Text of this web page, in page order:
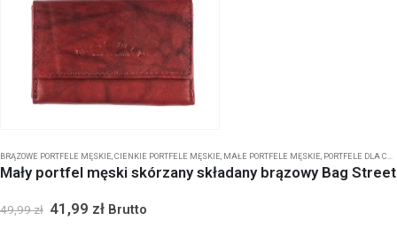
BRĄZOWE PORTFELE MĘSKIE CIENKIE PORTFELE MĘSKIE MAŁE PORTFELE MĘSKIE PORTFELE DLA CHŁOPCA
Mały portfel męski skórzany składany brązowy Bag Street
49,99zł 41,99 zł Brutto